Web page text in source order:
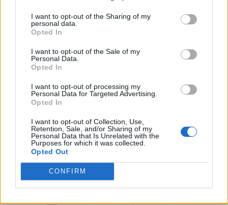
I want to opt-out of the Sharing of my
personal data.
Opted In
I want to opt-out of the Sale of my
Personal Data.
Opted In
I want to opt-out of processing my
Personal Data for Targeted Advertising.
Opted In
I want to opt-out of Collection, Use,
Retention, Sale, and/or Sharing of my
Personal Data that Is Unrelated with the
Purposes for which it was collected.
Opted Out
CONFIRM
Kroatiska smaker lockade media
och influencers till Stockholm
Turkisk matkultur i fokus på
firades i Stockholm
Ny resemässa genomfördes i
Stockholm